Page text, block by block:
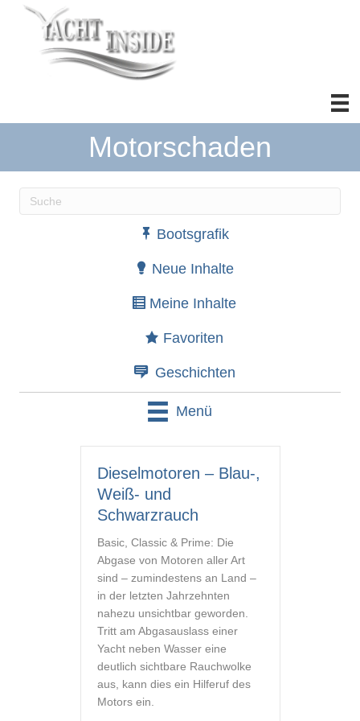
Motorschaden
Wenn die Ergebnisse der automatischen
Bootsgrafik
Neue Inhalte
Meine Inhalte
Favoriten
Geschichten
Menü
Dieselmotoren – Blau-,
Weiß- und
Schwarzrauch
Basic, Classic & Prime: Die
Abgase von Motoren aller Art
sind – zumindestens an Land –
in der letzten Jahrzehnten
nahezu unsichtbar geworden.
Tritt am Abgasauslass einer
Yacht neben Wasser eine
deutlich sichtbare Rauchwolke
aus, kann dies ein Hilferuf des
Motors ein.